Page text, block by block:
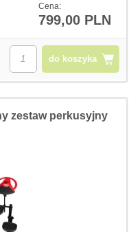
Cena:
799,00 PLN
do koszyka
zestaw perkusyjny